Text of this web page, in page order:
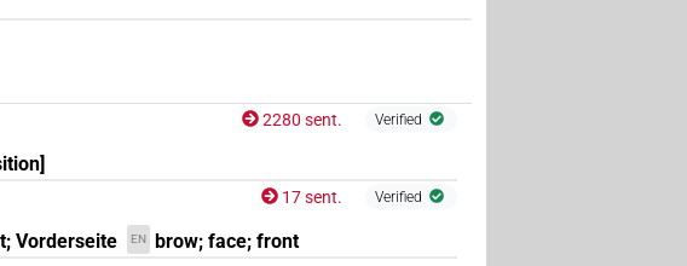
2280 sent. Verified
17 sent. Verified
Vorderseite EN
brow; face; front